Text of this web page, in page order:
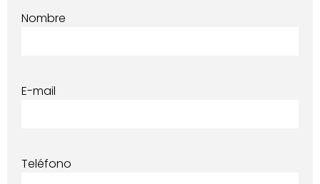
Nombre
E-mail
Teléfono